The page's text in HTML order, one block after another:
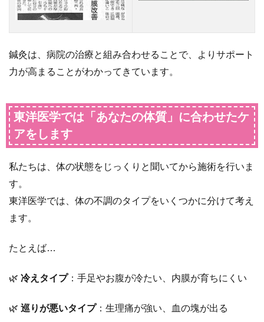
と
で、
妊娠
率が
アッ
プし
いう
報告
も
東洋
では
の体
わせ
アを
鍼灸は、病院の治療と組み合わせることで、よりサポート
力が高まることがわかってきています。
東洋医学では「あなたの体質」に合わせたケ
アをします
私たちは、体の状態をじっくりと聞いてから施術を行いま
す。
東洋医学では、体の不調のタイプをいくつかに分けて考え
ます。
たとえば…
🌿 冷えタイプ：手足やお腹が冷たい、内膜が育ちにくい
🌿 巡りが悪いタイプ：生理痛が強い、血の塊が出る